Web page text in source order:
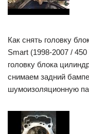
Как снять головку
Smart (1998-2007 /
головку блока
снимаем задний
шумоизоляционную